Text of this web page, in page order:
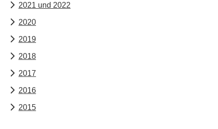
2021 und 2022
2020
2019
2018
2017
2016
2015